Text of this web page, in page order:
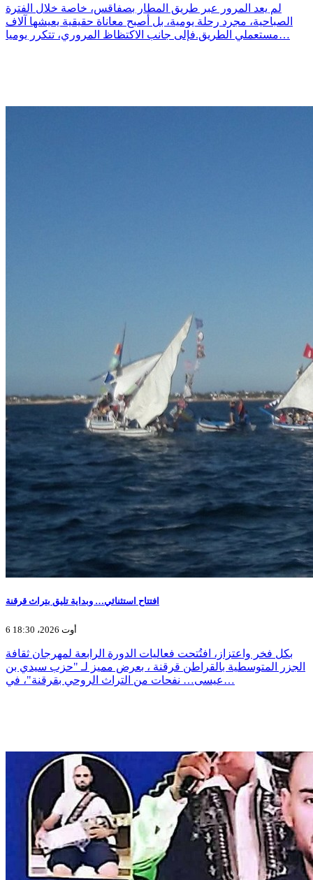
لم يعد المرور عبر طريق المطار بصفاقس، خاصة خلال الفترة
الصباحية، مجرد رحلة يومية، بل أصبح معاناة حقيقية يعيشها آلاف
مستعملي الطريق.فإلى جانب الاكتظاظ المروري، تتكرر يوميا…
افتتاح استثنائي… وبداية تليق بتراث قرقنة
6 أوت 2026، 18:30
بكل فخر واعتزاز، افتُتحت فعاليات الدورة الرابعة لمهرجان ثقافة
الجزر المتوسطية بالقراطن قرقنة ، بعرض مميز لـ "حزب سيدي بن
عيسى… نفحات من التراث الروحي بقرقنة"، في…